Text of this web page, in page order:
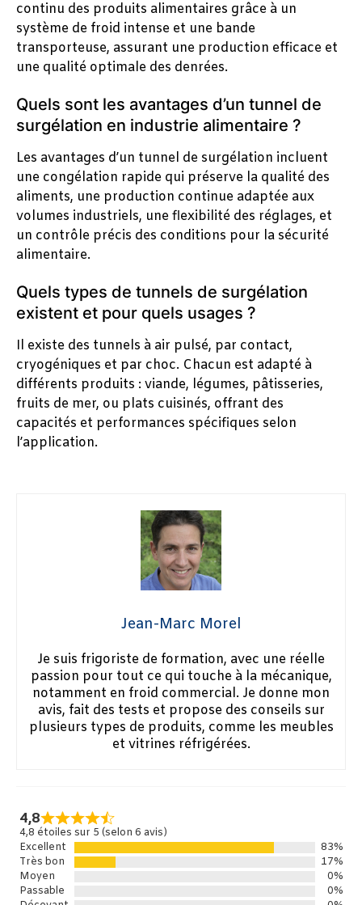
continu des produits alimentaires grâce à un
système de froid intense et une bande
transporteuse, assurant une production efficace et
une qualité optimale des denrées.
Quels sont les avantages d’un tunnel de
surgélation en industrie alimentaire ?
Les avantages d’un tunnel de surgélation incluent
une congélation rapide qui préserve la qualité des
aliments, une production continue adaptée aux
volumes industriels, une flexibilité des réglages, et
un contrôle précis des conditions pour la sécurité
alimentaire.
Quels types de tunnels de surgélation
existent et pour quels usages ?
Il existe des tunnels à air pulsé, par contact,
cryogéniques et par choc. Chacun est adapté à
différents produits : viande, légumes, pâtisseries,
fruits de mer, ou plats cuisinés, offrant des
capacités et performances spécifiques selon
l’application.
Jean-Marc Morel
Je suis frigoriste de formation, avec une réelle
passion pour tout ce qui touche à la mécanique,
notamment en froid commercial. Je donne mon
avis, fait des tests et propose des conseils sur
plusieurs types de produits, comme les meubles
et vitrines réfrigérées.
4,8
4,8 étoiles sur 5 (selon 6 avis)
Excellent
83%
Très bon
17%
Moyen
0%
Passable
0%